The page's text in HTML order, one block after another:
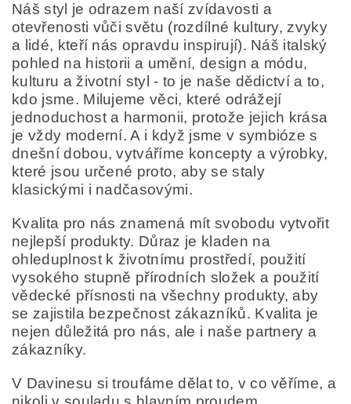
Náš styl je odrazem naší zvídavosti a
otevřenosti vůči světu (rozdílné kultury, zvyky
a lidé, kteří nás opravdu inspirují). Náš italský
pohled na historii a umění, design a módu,
kulturu a životní styl - to je naše dědictví a to,
kdo jsme. Milujeme věci, které odrážejí
jednoduchost a harmonii, protože jejich krása
je vždy moderní. A i když jsme v symbióze s
dnešní dobou, vytváříme koncepty a výrobky,
které jsou určené proto, aby se staly
klasickými i nadčasovými.
Kvalita pro nás znamená mít svobodu vytvořit
nejlepší produkty. Důraz je kladen na
ohleduplnost k životnímu prostředí, použití
vysokého stupně přírodních složek a použití
vědecké přísnosti na všechny produkty, aby
se zajistila bezpečnost zákazníků. Kvalita je
nejen důležitá pro nás, ale i naše partnery a
zákazníky.
V Davinesu si troufáme dělat to, v co věříme, a